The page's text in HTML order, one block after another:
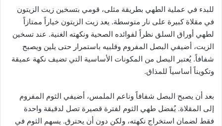
للبدء في عملية الطهي بطريقة مثلى، قومي بتسخين زيت الزيتون
في مقلاة كبيرة على نار متوسطة. يعد زيت الزيتون خياراً ممتازاً
لطهي أوراق السلق نظراً لفوائده الصحية ونكهته الغنية. عند تسخين
الزيت، أضيفي البصل المفروم وقلبيه باستمرار حتى يلين ويصبح
شفافاً. يُعتبر البصل من المكونات الأساسية التي تضيف نكهة عميقة
وتكويناً أساسياً للمذاق.
بعد أن يصبح البصل شفافاً وناعم الملمس، أضيفي الثوم المفروم
إلى المقلاة. يُفضل طهي الثوم لفترة قصيرة تصل لدقيقة واحدة
فقط لضمان استخراج نكهته، ولكن دون أن يحترق. يسهم الثوم في